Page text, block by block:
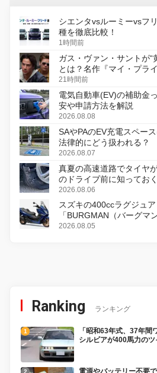
シエンタvsルーミーvsフ
種を徹底比較！
1時間前
ガス・ヴァン・サントが“
とは？名作『マイ・プラ
初のデジタルリマスター版
21時間前
電気自動車(EV)の補助金
安や申請方法を解説
2026.08.08
SAやPAのEV充電スペー
法律的にどう扱われる？
2026.08.07
真夏の高速道路でタイヤ
のドライブ前に知ってお
2026.08.06
スズキの400ccラグジュ
「BURGMAN（バーグマ
変更し、8月18日に発売
2026.08.05
Ranking ランキング
「昭和63年式、37年
シルビアが400馬力の
電源やバッテリー不要